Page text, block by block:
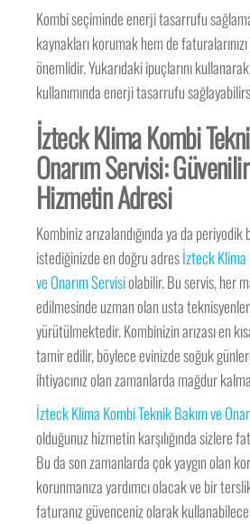
Kombi seçiminde enerji tasarrufu
kaynakları korumak hem de
önemlidir. Yukarıdaki ipuçlarını
kullanımında enerji tasarrufu
İzteck Klima Kombi
Onarım Servisi:
Hizmetin Adresi
Kombiniz arızalandığında ya da periyodik
istediğinizde en doğru adresİzteck Klima
ve Onarım Servisiolabilir. Bu servis, her
edilmesinde uzman olan usta
yürütülmektedir. Kombinizin arızası en
tamir edilir, böylece evinizde soğuk
ihtiyacınız olan zamanlarda mağdur
İzteck Klima Kombi Teknik Bakım ve
olduğunuz hizmetin karşılığında sizlere
Bu da son zamanlarda çok yaygın olan
korunmanıza yardımcı olacak ve bir
faturanız güvenceniz olarak